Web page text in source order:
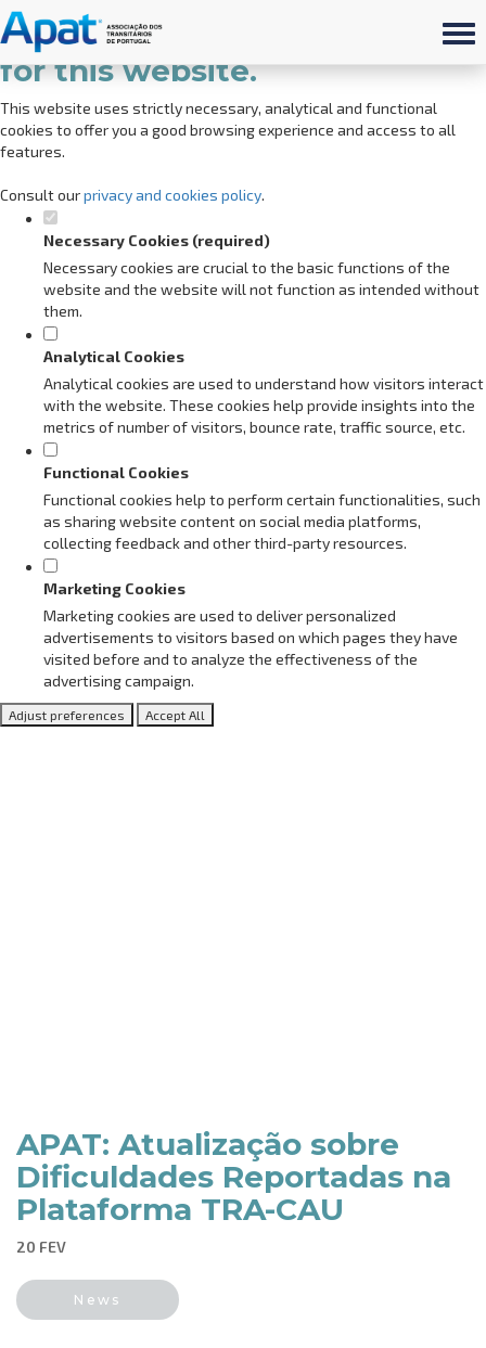
Set your cookie preferences
for this website.
This website uses strictly necessary, analytical and functional
cookies to offer you a good browsing experience and access to all
features.
Consult ourprivacy and cookies policy.
Necessary Cookies (required)
Necessary cookies are crucial to the basic functions of the
website and the website will not function as intended without
them.
Analytical Cookies
Analytical cookies are used to understand how visitors interact
with the website. These cookies help provide insights into the
metrics of number of visitors, bounce rate, traffic source, etc.
Functional Cookies
Functional cookies help to perform certain functionalities, such
as sharing website content on social media platforms,
collecting feedback and other third-party resources.
Marketing Cookies
Marketing cookies are used to deliver personalized
advertisements to visitors based on which pages they have
visited before and to analyze the effectiveness of the
advertising campaign.
Adjust preferences Accept All
APAT: Atualização sobre
Dificuldades Reportadas na
Plataforma TRA-CAU
20 FEV
News